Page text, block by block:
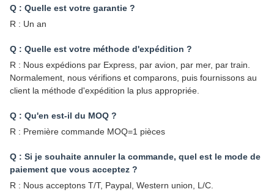
Q : Quelle est votre garantie ?
R : Un an
Q : Quelle est votre méthode d'expédition ?
R : Nous expédions par Express, par avion, par mer, par train.
Normalement, nous vérifions et comparons, puis fournissons au
client la méthode d'expédition la plus appropriée.
Q : Qu'en est-il du MOQ ?
R : Première commande MOQ=1 pièces
Q : Si je souhaite annuler la commande, quel est le mode de
paiement que vous acceptez ?
R : Nous acceptons T/T, Paypal, Western union, L/C.